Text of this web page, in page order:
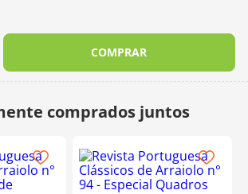
COMPRAR